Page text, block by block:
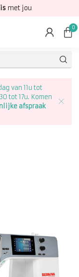
met jou
0
van 11u tot
tot 17u. Komen
afspraak